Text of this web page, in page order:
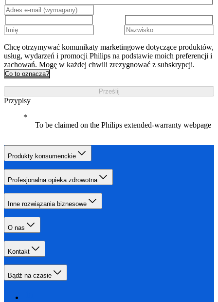
Chcę otrzymywać komunikaty marketingowe dotyczące produktów,
usług, wydarzeń i promocji Philips na podstawie moich preferencji i
zachowań. Mogę w każdej chwili zrezygnować z subskrypcji.
Co to oznacza?
Prześlij
Przypisy
To be claimed on the Philips extended-warranty webpage
Produkty konsumenckie
Profesjonalna opieka zdrowotna
Inne rozwiązania biznesowe
O nas
Kontakt
Bądź na czasie